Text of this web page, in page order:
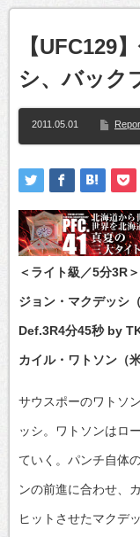
【UFC129
シ、バック
2011.05.01
＜ライト級／5分3R＞
ジョン・マクデッシ
Def.3R4分45秒 by
カイル・ワトソン（米
サウスポーのワトソ
ッシ。ワトソンはロ
ていく。パンチ自体
ンの前進に合わせ、
ヒットさせたマクデ